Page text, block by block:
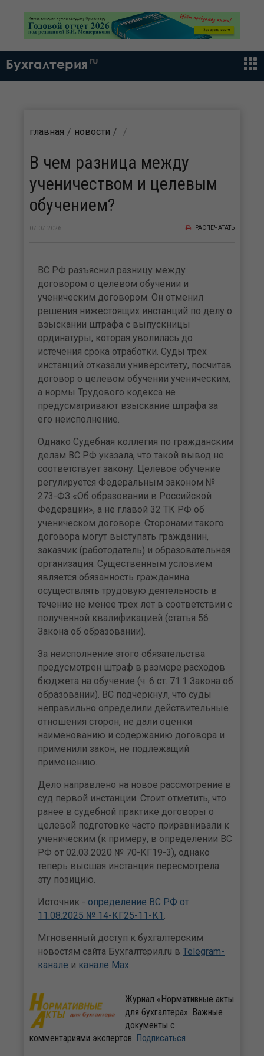
Бухгалтерия ru
главная новости
В чем разница между
ученичеством и целевым
обучением?
07.07.2026 РАСПЕЧАТАТЬ
ВС РФ разъяснил разницу между
договором о целевом обучении и
ученическим договором. Он отменил
решения нижестоящих инстанций по делу о
взыскании штрафа с выпускницы
ординатуры, которая уволилась до
истечения срока отработки. Суды трех
инстанций отказали университету, посчитав
договор о целевом обучении ученическим,
а нормы Трудового кодекса не
предусматривают взыскание штрафа за
его неисполнение.
Однако Судебная коллегия по гражданским
делам ВС РФ указала, что такой вывод не
соответствует закону. Целевое обучение
регулируется Федеральным законом №
273-ФЗ «Об образовании в Российской
Федерации», а не главой 32 ТК РФ об
ученическом договоре. Сторонами такого
договора могут выступать гражданин,
заказчик (работодатель) и образовательная
организация. Существенным условием
является обязанность гражданина
осуществлять трудовую деятельность в
течение не менее трех лет в соответствии с
полученной квалификацией (статья 56
Закона об образовании).
За неисполнение этого обязательства
предусмотрен штраф в размере расходов
бюджета на обучение (ч. 6 ст. 71.1 Закона об
образовании). ВС подчеркнул, что суды
неправильно определили действительные
отношения сторон, не дали оценки
наименованию и содержанию договора и
применили закон, не подлежащий
применению.
Дело направлено на новое рассмотрение в
суд первой инстанции. Стоит отметить, что
ранее в судебной практике договоры о
целевой подготовке часто приравнивали к
ученическим (к примеру, в определении ВС
РФ от 02.03.2020 № 70-КГ19-3), однако
теперь высшая инстанция пересмотрела
эту позицию.
Источник - определение ВС РФ от
11.08.2025 № 14-КГ25-11-К1 .
Мгновенный доступ к бухгалтерским
новостям сайта Бухгалтерия.ru в Telegram-
канале и канале Max.
Журнал «Нормативные акты
для бухгалтера». Важные
документы с
комментариями экспертов. Подписаться